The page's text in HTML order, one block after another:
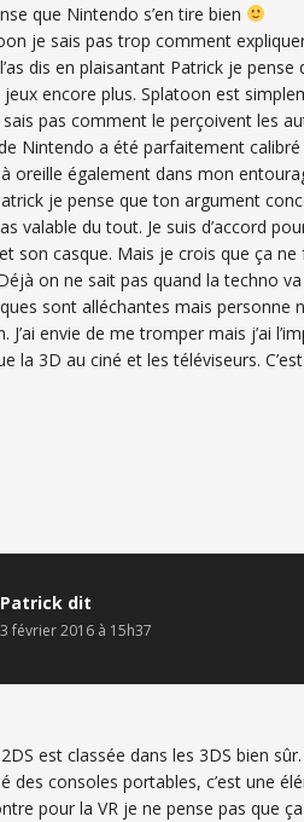
que Nintendo s’en tire bien
je sais pas trop comment
dis en plaisantant Patrick je
encore plus. Splatoon est
sais pas comment le perçoivent les
Nintendo a été parfaitement
oreille également dans mon
je pense que ton argument
valable du tout. Je suis d’accord
son casque. Mais je crois que ça
on ne sait pas quand la techno
sont alléchantes mais personne
J’ai envie de me tromper mais j’ai
la 3D au ciné et les téléviseurs.
Patrick dit
3 février 2016 à 15h37
est classée dans les 3DS bien
des consoles portables, c’est une
pour la VR je ne pense pas que